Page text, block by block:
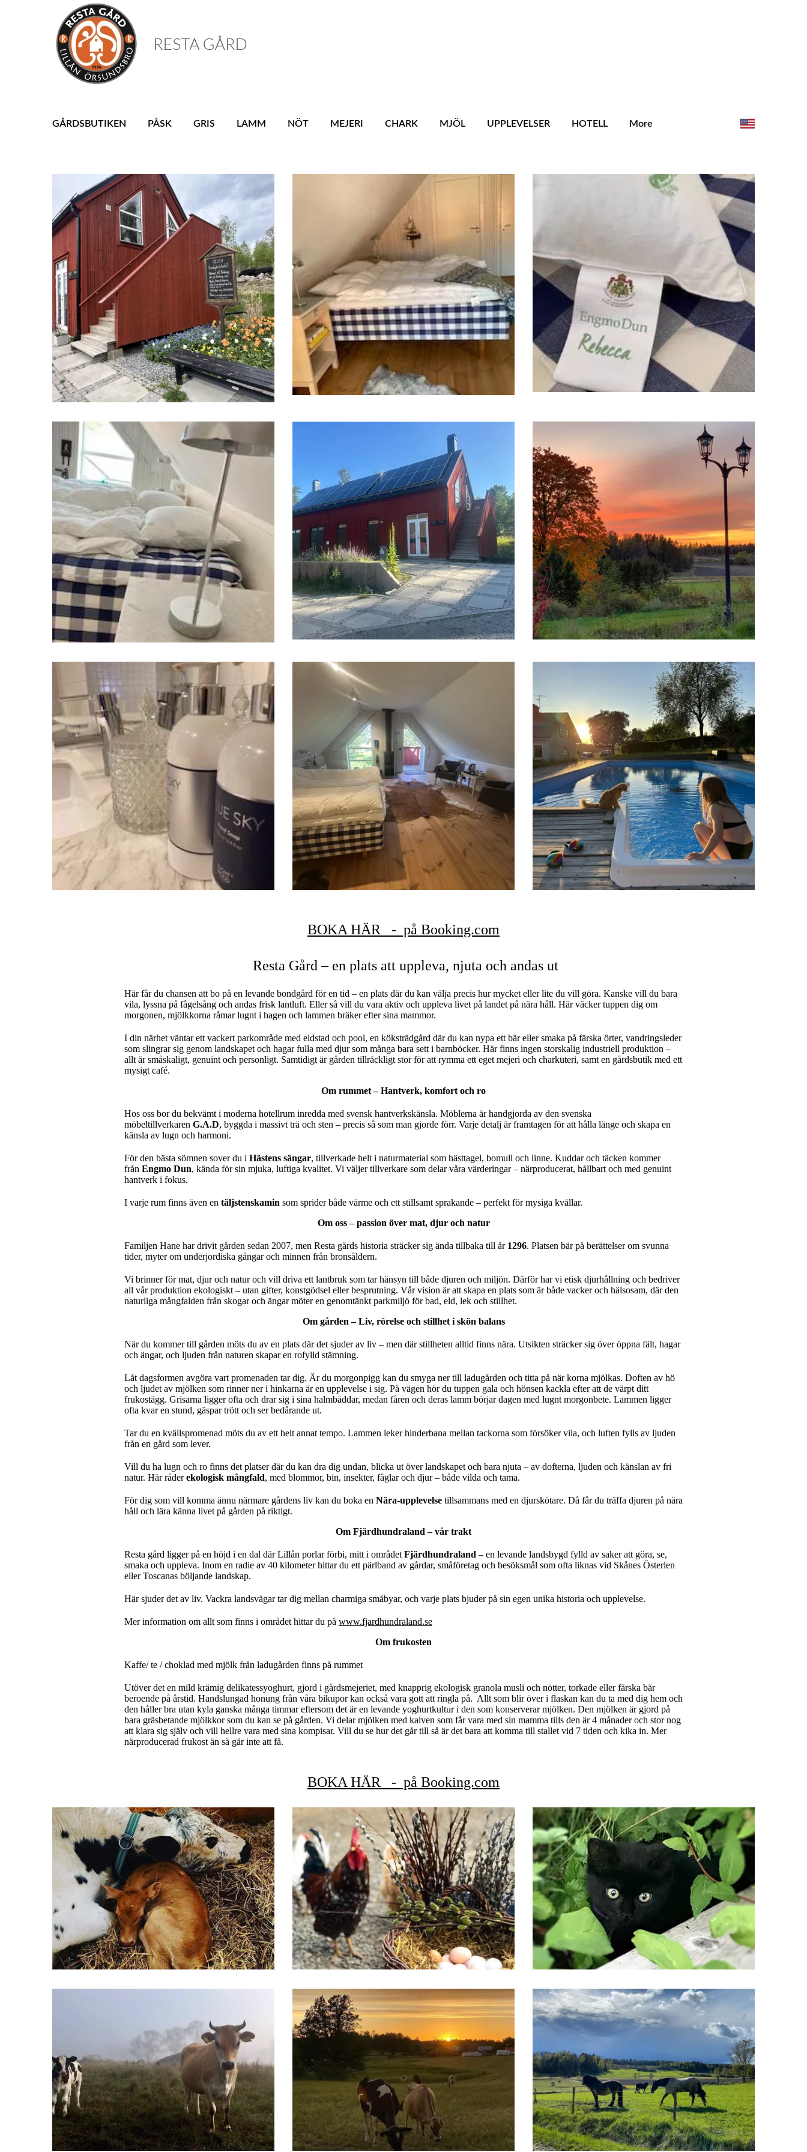
GÅRDSBUTIKEN PÅSK GRIS LAMM NÖT MEJERI CHARK MJÖL UPPLEVELSER HOTELL More
BOKA HÄR - på Booking.com
Resta Gård – en plats att uppleva, njuta och andas ut
Här får du chansen att bo på en levande bondgård för en tid – en plats där du kan välja precis hur mycket eller lite du vill göra. Kanske vill du bara
vila, lyssna på fågelsång och andas frisk lantluft. Eller så vill du vara aktiv och uppleva livet på landet på nära håll. Här väcker tuppen dig om
morgonen, mjölkkorna råmar lugnt i hagen och lammen bräker efter sina mammor.
I din närhet väntar ett vackert parkområde med eldstad och pool, en köksträdgård där du kan nypa ett bär eller smaka på färska örter, vandringsleder
som slingrar sig genom landskapet och hagar fulla med djur som många bara sett i barnböcker. Här finns ingen storskalig industriell produktion –
allt är småskaligt, genuint och personligt. Samtidigt är gården tillräckligt stor för att rymma ett eget mejeri och charkuteri, samt en gårdsbutik med ett
mysigt café.
Om rummet – Hantverk, komfort och ro
Hos oss bor du bekvämt i moderna hotellrum inredda med svensk hantverkskänsla. Möblerna är handgjorda av den svenska
möbeltillverkaren G.A.D, byggda i massivt trä och sten – precis så som man gjorde förr. Varje detalj är framtagen för att hålla länge och skapa en
känsla av lugn och harmoni.
För den bästa sömnen sover du i Hästens sängar, tillverkade helt i naturmaterial som hästtagel, bomull och linne. Kuddar och täcken kommer
från Engmo Dun, kända för sin mjuka, luftiga kvalitet. Vi väljer tillverkare som delar våra värderingar – närproducerat, hållbart och med genuint
hantverk i fokus.
I varje rum finns även en täljstenskamin som sprider både värme och ett stillsamt sprakande – perfekt för mysiga kvällar.
Om oss – passion över mat, djur och natur
Familjen Hane har drivit gården sedan 2007, men Resta gårds historia sträcker sig ända tillbaka till år 1296. Platsen bär på berättelser om svunna
tider, myter om underjordiska gångar och minnen från bronsåldern.
Vi brinner för mat, djur och natur och vill driva ett lantbruk som tar hänsyn till både djuren och miljön. Därför har vi etisk djurhållning och bedriver
all vår produktion ekologiskt – utan gifter, konstgödsel eller besprutning. Vår vision är att skapa en plats som är både vacker och hälsosam, där den
naturliga mångfalden från skogar och ängar möter en genomtänkt parkmiljö för bad, eld, lek och stillhet.
Om gården – Liv, rörelse och stillhet i skön balans
När du kommer till gården möts du av en plats där det sjuder av liv – men där stillheten alltid finns nära. Utsikten sträcker sig över öppna fält, hagar
och ängar, och ljuden från naturen skapar en rofylld stämning.
Låt dagsformen avgöra vart promenaden tar dig. Är du morgonpigg kan du smyga ner till ladugården och titta på när korna mjölkas. Doften av hö
och ljudet av mjölken som rinner ner i hinkarna är en upplevelse i sig. På vägen hör du tuppen gala och hönsen kackla efter att de värpt ditt
frukostägg. Grisarna ligger ofta och drar sig i sina halmbäddar, medan fåren och deras lamm börjar dagen med lugnt morgonbete. Lammen ligger
ofta kvar en stund, gäspar trött och ser bedårande ut.
Tar du en kvällspromenad möts du av ett helt annat tempo. Lammen leker hinderbana mellan tackorna som försöker vila, och luften fylls av ljuden
från en gård som lever.
Vill du ha lugn och ro finns det platser där du kan dra dig undan, blicka ut över landskapet och bara njuta – av dofterna, ljuden och känslan av fri
natur. Här råderekologisk mångfald, med blommor, bin, insekter, fåglar och djur – både vilda och tama.
För dig som vill komma ännu närmare gårdens liv kan du boka en Nära-upplevelse tillsammans med en djurskötare. Då får du träffa djuren på nära
håll och lära känna livet på gården på riktigt.
Om Fjärdhundraland – vår trakt
Resta gård ligger på en höjd i en dal där Lillån porlar förbi, mitt i området Fjärdhundraland – en levande landsbygd fylld av saker att göra, se,
smaka och uppleva. Inom en radie av 40 kilometer hittar du ett pärlband av gårdar, småföretag och besöksmål som ofta liknas vid Skånes Österlen
eller Toscanas böljande landskap.
Här sjuder det av liv. Vackra landsvägar tar dig mellan charmiga småbyar, och varje plats bjuder på sin egen unika historia och upplevelse.
Mer information om allt som finns i området hittar du på www.fjardhundraland.se
Om frukosten
Kaffe/ te / choklad med mjölk från ladugården finns på rummet
Utöver det en mild krämig delikatessyoghurt, gjord i gårdsmejeriet, med knapprig ekologisk granola musli och nötter, torkade eller färska bär
beroende på årstid. Handslungad honung från våra bikupor kan också vara gott att ringla på. Allt som blir över i flaskan kan du ta med dig hem och
den håller bra utan kyla ganska många timmar eftersom det är en levande yoghurtkultur i den som konserverar mjölken. Den mjölken är gjord på
bara gräsbetande mjölkkor som du kan se på gården. Vi delar mjölken med kalven som får vara med sin mamma tills den är 4 månader och stor nog
att klara sig själv och vill hellre vara med sina kompisar. Vill du se hur det går till så är det bara att komma till stallet vid 7 tiden och kika in. Mer
närproducerad frukost än så går inte att få.
BOKA HÄR - på Booking.com